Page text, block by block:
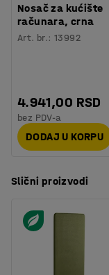
Nosač za kućište
računara, crna
Art. br.:13992
4.941,00 RSD
bez PDV-a
DODAJ U KORPU
Slični proizvodi